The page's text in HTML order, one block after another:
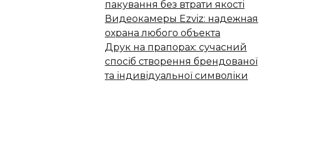
пакування без втрати якості
Видеокамеры Ezviz: надежная
охрана любого объекта
Друк на прапорах: сучасний
спосіб створення брендованої
та індивідуальної символіки